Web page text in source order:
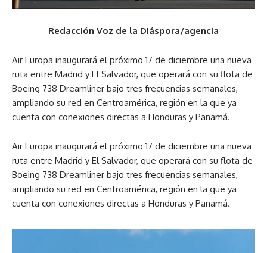
Redacción Voz de la Diáspora/agencia
Air Europa inaugurará el próximo 17 de diciembre una nueva
ruta entre Madrid y El Salvador, que operará con su flota de
Boeing 738 Dreamliner bajo tres frecuencias semanales,
ampliando su red en Centroamérica, región en la que ya
cuenta con conexiones directas a Honduras y Panamá.
Air Europa inaugurará el próximo 17 de diciembre una nueva
ruta entre Madrid y El Salvador, que operará con su flota de
Boeing 738 Dreamliner bajo tres frecuencias semanales,
ampliando su red en Centroamérica, región en la que ya
cuenta con conexiones directas a Honduras y Panamá.